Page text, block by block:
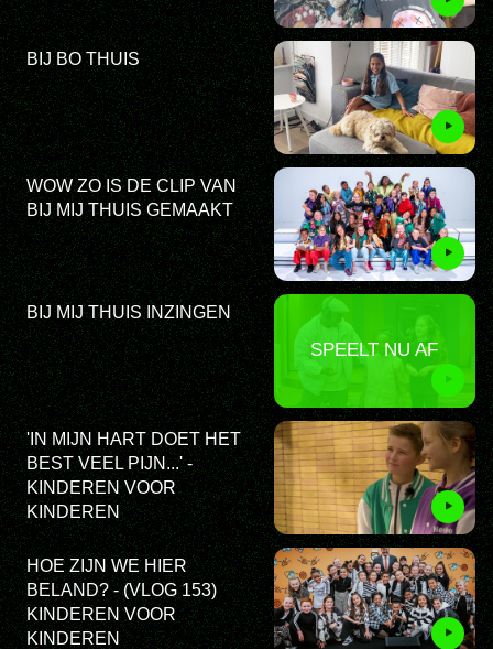
BIJ BO THUIS
WOW ZO IS DE CLIP VAN
BIJ MIJ THUIS GEMAAKT
SPEELT NU AF
BIJ MIJ THUIS INZINGEN
'IN MIJN HART DOET HET
BEST VEEL PIJN...' -
KINDEREN VOOR
KINDEREN
HOE ZIJN WE HIER
BELAND? - (VLOG 153)
KINDEREN VOOR
KINDEREN